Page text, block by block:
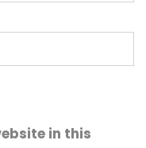
in this